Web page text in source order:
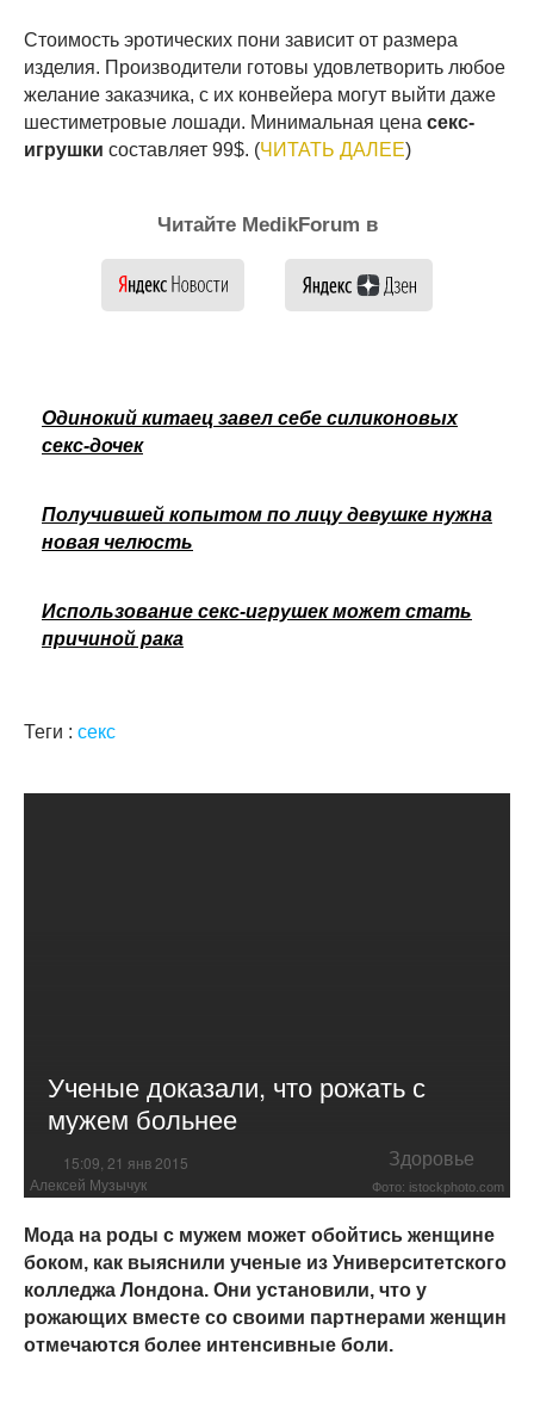
Стоимость эротических пони зависит от размера
изделия. Производители готовы удовлетворить любое
желание заказчика, с их конвейера могут выйти даже
шестиметровые лошади. Минимальная цена секс-
игрушки составляет 99$. (ЧИТАТЬ ДАЛЕЕ)
Читайте MedikForum в
Одинокий китаец завел себе силиконовых
секс-дочек
Получившей копытом по лицу девушке нужна
новая челюсть
Использование секс-игрушек может стать
причиной рака
Теги : секс
Ученые доказали, что рожать с
мужем больнее
15:09, 21 янв 2015 Здоровье
Алексей Музычук Фото: istockphoto.com
Мода на роды с мужем может обойтись женщине
боком, как выяснили ученые из Университетского
колледжа Лондона. Они установили, что у
рожающих вместе со своими партнерами женщин
отмечаются более интенсивные боли.